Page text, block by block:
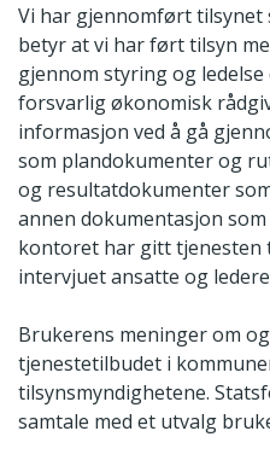
Vi har gjennomført tilsynet
betyr at vi har ført tilsyn
gjennom styring og
forsvarlig økonomisk
informasjon ved å gå
som plandokumenter og
og resultatdokumenter
annen dokumentasjon
kontoret har gitt tjenesten
intervjuet ansatte og
Brukerens meninger om
tjenestetilbudet i
tilsynsmyndighetene.
samtale med et utvalg